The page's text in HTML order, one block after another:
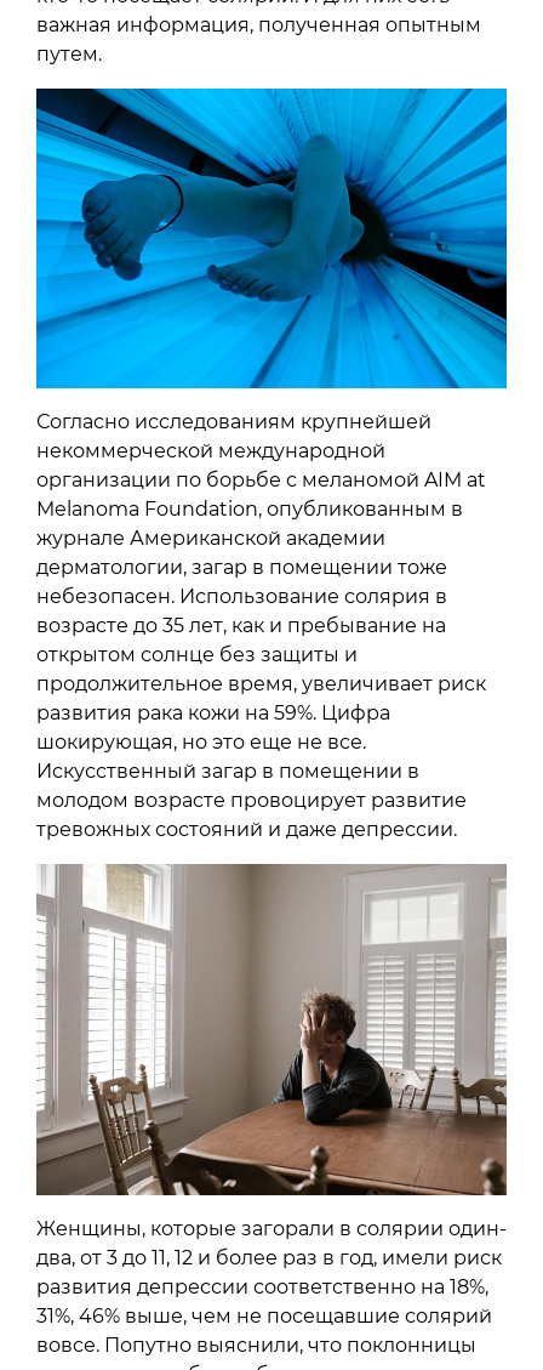
важная информация, полученная опытным
путем.
Согласно исследованиям крупнейшей
некоммерческой международной
организации по борьбе с меланомой AIM at
Melanoma Foundation, опубликованным в
журнале Американской академии
дерматологии, загар в помещении тоже
небезопасен. Использование солярия в
возрасте до 35 лет, как и пребывание на
открытом солнце без защиты и
продолжительное время, увеличивает риск
развития рака кожи на 59%. Цифра
шокирующая, но это еще не все.
Искусственный загар в помещении в
молодом возрасте провоцирует развитие
тревожных состояний и даже депрессии.
Женщины, которые загорали в солярии один-
два, от 3 до 11, 12 и более раз в год, имели риск
развития депрессии соответственно на 18%,
31%, 46% выше, чем не посещавшие солярий
вовсе. Попутно выяснили, что поклонницы